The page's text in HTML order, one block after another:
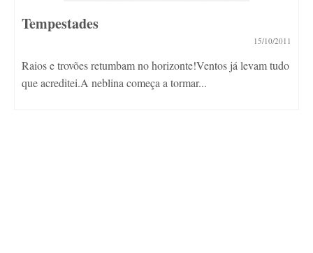
Tempestades
15/10/2011
Raios e trovões retumbam no horizonte!Ventos já levam tudo
que acreditei.A neblina começa a tormar...